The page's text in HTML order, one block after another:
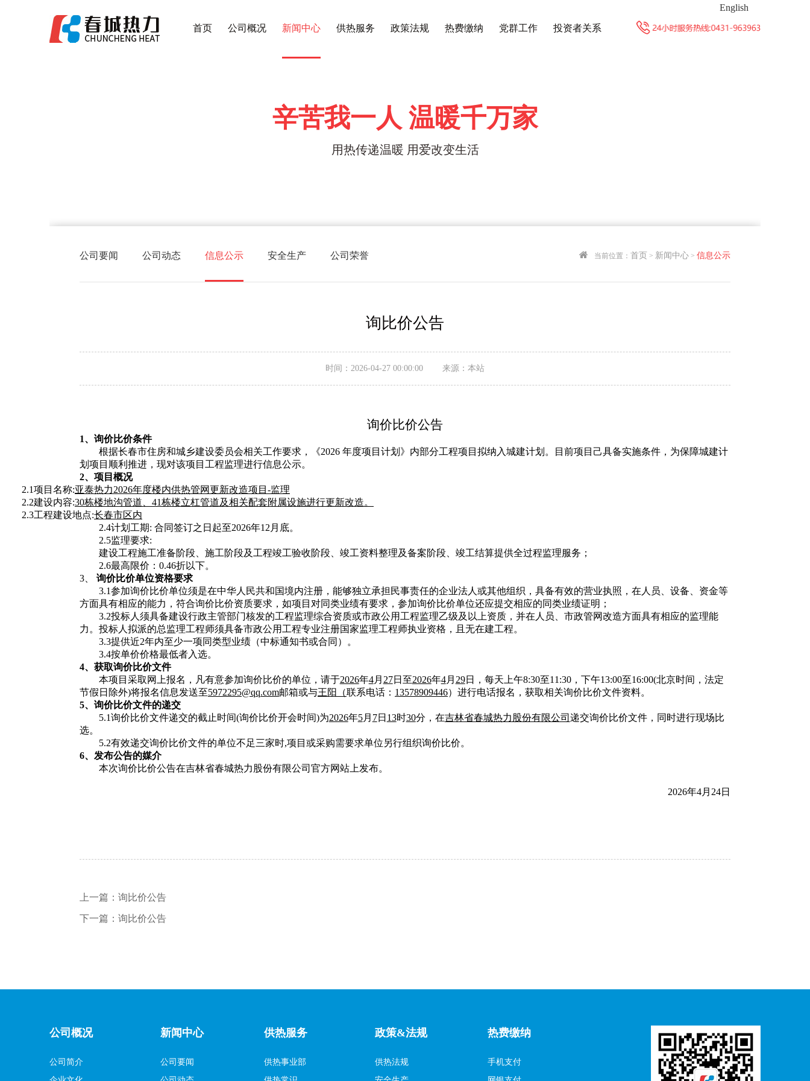
首页 公司概况 新闻中心 供热服务 政策法规 热费缴纳 党群工作 投资者关系
English
辛苦我一人 温暖千万家
用热传递温暖 用爱改变生活
公司要闻 公司动态 信息公示 安全生产 公司荣誉 当前位置： 首页 > 新闻中心 > 信息公示
询比价公告
时间：2026-04-27 00:00:00 来源：本站
询价比价公告
1、询价比价条件
根据长春市住房和城乡建设委员会相关工作要求，《2026 年度项目计划》内部分工程项目拟纳入城建计划。目前项目己具备实施条件，为保障城建计
划项目顺利推进，现对该项目工程监理进行信息公示。
2、项目概况
2.1项目名称:亚泰热力2026年度楼内供热管网更新改造项目-监理
2.2建设内容:30栋楼地沟管道、41栋楼立杠管道及相关配套附属设施进行更新改造。
2.3工程建设地点:长春市区内
2.4计划工期: 合同签订之日起至2026年12月底。
2.5监理要求:
建设工程施工准备阶段、施工阶段及工程竣工验收阶段、竣工资料整理及备案阶段、竣工结算提供全过程监理服务；
2.6最高限价：0.46折以下。
3、 询价比价单位资格要求
3.1参加询价比价单位须是在中华人民共和国境内注册，能够独立承担民事责任的企业法人或其他组织，具备有效的营业执照，在人员、设备、资金等
方面具有相应的能力，符合询价比价资质要求，如项目对同类业绩有要求，参加询价比价单位还应提交相应的同类业绩证明 ；
3.2投标人须具备建设行政主管部门核发的工程监理综合资质或市政公用工程监理乙级及以上资质，并在人员、 市政管网改造方面具有相应的监理能
力。投标人拟派的总监理工程师须具备市政公用工程专业注册国家监理工程师执业资格，
且 无在建工程。
3.3提供近2年内至少一项同类型业绩（中标通知书或合同）。
3.4按单价价格最低者入选。
4、获取询价比价文件
本项目采取网上报名，凡有意参加询价比价的单位，请于2026年4月 27日至2026年4月 29日，每天上午8:30至11:30，下午13:00至16:00(北京时间，法定
节假日除外)将报名信息发送至5972295@qq.com邮箱或与王阳（联系电话： 13578909446） 进行电话报名，获取相关询价比价文件资料。
5、询价比价文件的递交
5.1询价比价文件递交的截止时间(询价比价开会时间)为2026年5月 7日 13时30分，在吉林省春城热力股份有限公司 递交询价比价文件，同时进行现场比
选。
5.2有效递交询价比价文件的单位不足三家时,项目或采购需要求单位另行组织询价比价。
6、发布公告的媒介
本次询价比价公告在吉林省春城热力股份有限公司官方网站上发布。
2026年4月24日
上一篇： 询比价公告
下一篇： 询比价公告
公司概况
公司简介
新闻中心
公司要闻
供热服务
供热事业部
政策&法规
供热法规
热费缴纳
手机支付